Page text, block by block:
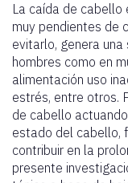
La caída de cabello
muy pendientes de
evitarlo, genera
hombres como en
alimentación uso
estrés, entre otros.
de cabello
estado del cabello,
contribuir en la
presente